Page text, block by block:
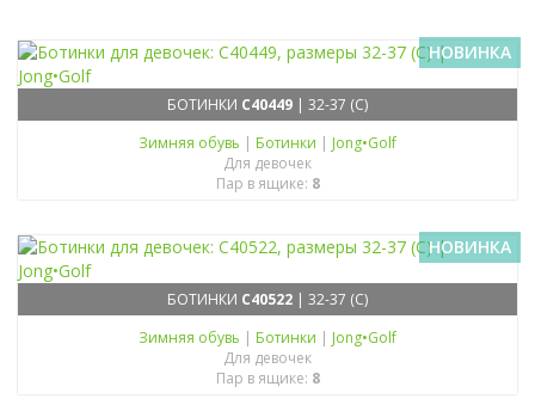
НОВИНКА
БОТИНКИ C40449 | 32-37 (C)
Зимняя обувь | Ботинки | Jong•Golf
Для девочек
Пар в ящике: 8
НОВИНКА
БОТИНКИ C40522 | 32-37 (C)
Зимняя обувь | Ботинки | Jong•Golf
Для девочек
Пар в ящике: 8